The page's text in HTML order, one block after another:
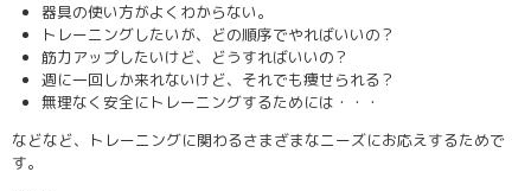
器具の使い方がよくわからない。
トレーニングしたいが、どの順序でやればいいの？
筋力アップしたいけど、どうすればいいの？
週に一回しか来れないけど、それでも痩せられる？
無理なく安全にトレーニングするためには・・・
などなど、トレーニングに関わるさまざまなニーズにお応えするためで
す。